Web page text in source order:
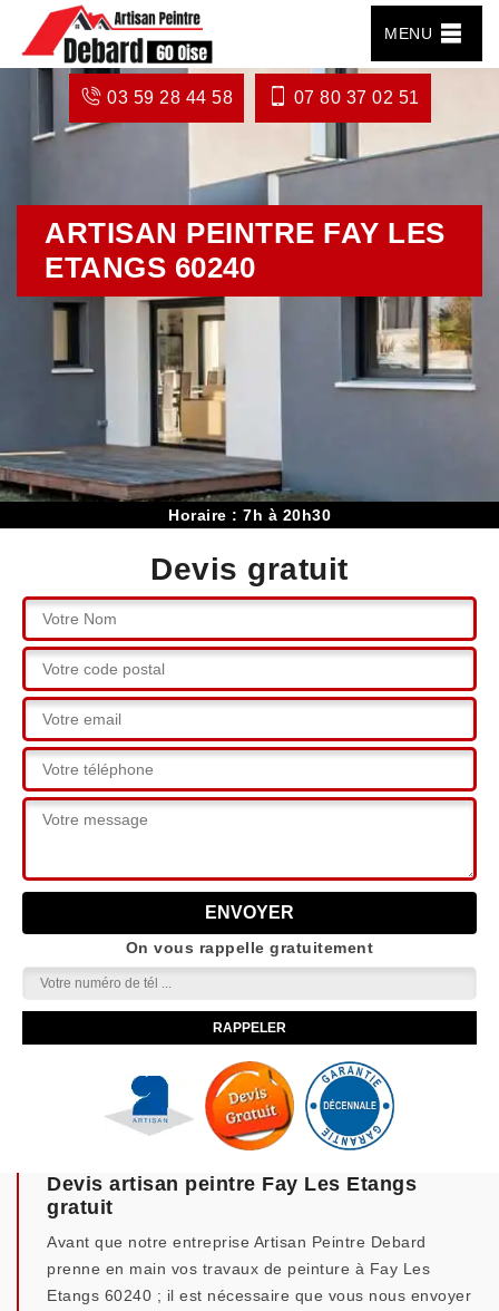
MENU
03 59 28 44 58 07 80 37 02 51
ARTISAN PEINTRE FAY LES
ETANGS 60240
Horaire : 7h à 20h30
Devis gratuit
On vous rappelle gratuitement
Devis artisan peintre Fay Les Etangs
gratuit
Avant que notre entreprise Artisan Peintre Debard
prenne en main vos travaux de peinture à Fay Les
Etangs 60240 ; il est nécessaire que vous nous envoyer